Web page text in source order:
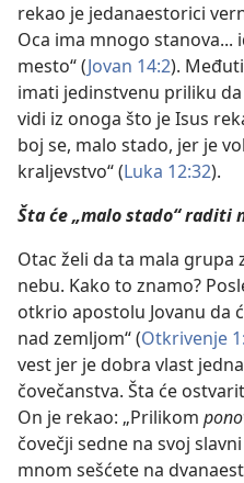
rekao je jedanaestorici
Oca ima mnogo
mesto“ (Jovan 14:2).
imati jedinstvenu priliku
vidi iz onoga što je Isus
boj se, malo stado, jer je
kraljevstvo“ (Luka 12:32).
Šta će „malo stado“ raditi
Otac želi da ta mala grupa
nebu. Kako to znamo?
otkrio apostolu Jovanu da
nad zemljom“ (Otkrivenje
vest jer je dobra vlast
čovečanstva. Šta će
On je rekao: „Prilikom
čovečji sedne na svoj
mnom sešćete na